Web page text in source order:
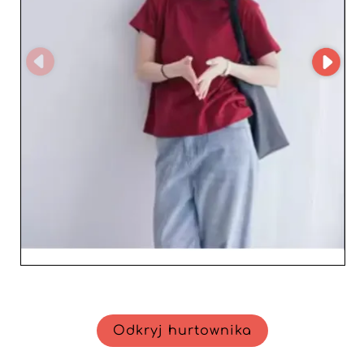
oznacza relację biznesową opartą na niezawodności i
przejrzystości. Hurtownik zobowiązuje się do
zapewnienia dedykowanego wsparcia, pomagając
profesjonalistom maksymalizować marże przy
jednoczesnym utrzymaniu wysokiego poziomu
satysfakcji klientów. Wybierając H&J SRL, detaliści mają
pewność, że zaoferują swoim klientkom odzież
najwyższej jakości, zdolną przyciągać i lojalizować
SRL, stawiasz na solidnego partnera, który łączy
doświadczenie i innowację, aby odpowiadać na
zmieniające się potrzeby rynku mody damskiej.
Odkryj hurtownika